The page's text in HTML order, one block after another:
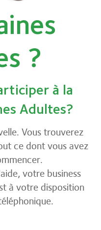
?
à la
Adultes?
Vous trouverez
ce dont vous avez
votre business
à votre disposition